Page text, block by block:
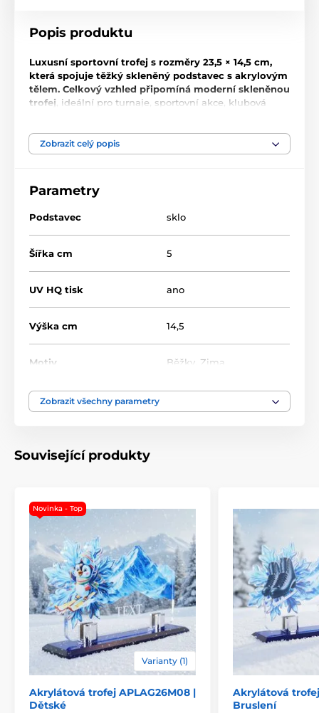
Popis produktu
Luxusní sportovní trofej s rozměry 23,5 × 14,5 cm,
která spojuje těžký skleněný podstavec s akrylovým
tělem. Celkový vzhled připomíná moderní skleněnou
trofej , ideální pro turnaje, sportovní akce, klubová
Díky preciznímu zpracování a výraznému sportovnímu
motivu se jedná o reprezentativní ocenění vhodné pro
Součástí designu je také
Produkt je zařazen v kategoriích
Běžky
Zobrazit celý popis
Parametry
Podstavec sklo
Šířka cm 5
UV HQ tisk ano
Výška cm 14,5
Motiv Běžky Zima
Typ ocenění
Zobrazit všechny parametry
Související produkty
Novinka - Top
Varianty (1)
Akrylátová trofej APLAG26M08 |
Dětské
Akrylátová
Bruslení